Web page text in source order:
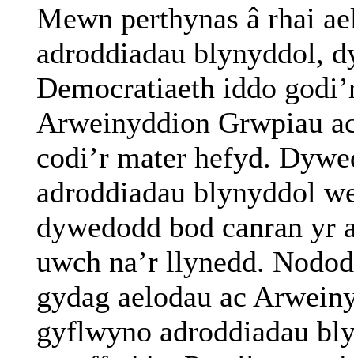
Mewn perthynas â rhai
adroddiadau blynyddol,
Democratiaeth iddo
Arweinyddion Grwpiau
codi’rmater hefyd.
adroddiadau blynyddol
dywedodd bod canran yr
uwch na’r llynedd.
gydag aelodau ac
gyflwyno adroddiadau